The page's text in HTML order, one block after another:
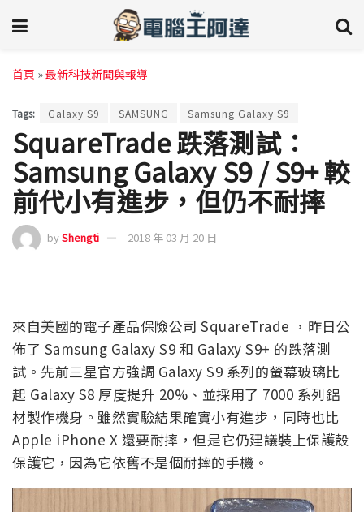
首頁 »最新科技新聞與報導
Tags: Galaxy S9 SAMSUNG Samsung Galaxy S9
SquareTrade 跌落測試：
Samsung Galaxy S9 / S9+ 較
前代小有進步，但仍不耐摔
byShengti 2018 年 03 月 20 日
來自美國的電子產品保險公司 SquareTrade ，昨日公
佈了 Samsung Galaxy S9 和 Galaxy S9+ 的跌落測
試。先前三星官方強調 Galaxy S9 系列的螢幕玻璃比
起 Galaxy S8 厚度提升 20%、並採用了 7000 系列鋁
材製作機身。雖然實驗結果確實小有進步，同時也比
Apple iPhone X 還要耐摔，但是它仍建議裝上保護殼
保護它，因為它依舊不是個耐摔的手機。